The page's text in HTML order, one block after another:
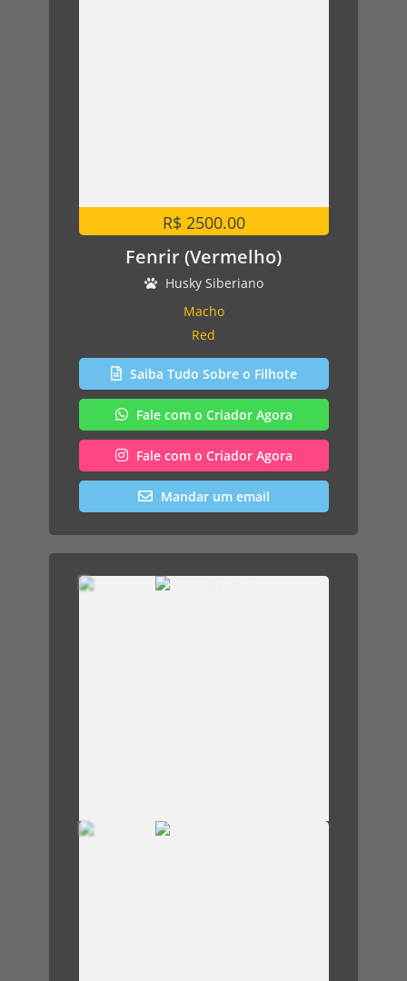
R$ 2500.00
Fenrir (Vermelho)
Husky Siberiano
Macho
Red
Saiba Tudo Sobre o Filhote
Fale com o Criador Agora
Fale com o Criador Agora
Mandar um email